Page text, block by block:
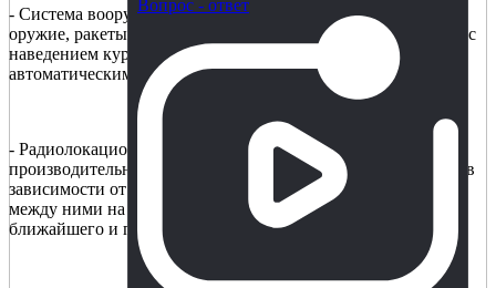
Вопрос - ответ
- Система вооружения, включающая метательное и лучевое
оружие, ракеты, пушки Гатлинга и огнеметы. Поставляется с
наведением курсора на основе raycast, системой обогрева,
автоматическим прицеливанием и многим другим!
- Радиолокационная система, созданная с учетом высокой
производительности и экономичности. Отслеживайте цели в
зависимости от типа, команды и расстояния. Выбирайте
между ними на основе следующего, предыдущего,
ближайшего и переднего.